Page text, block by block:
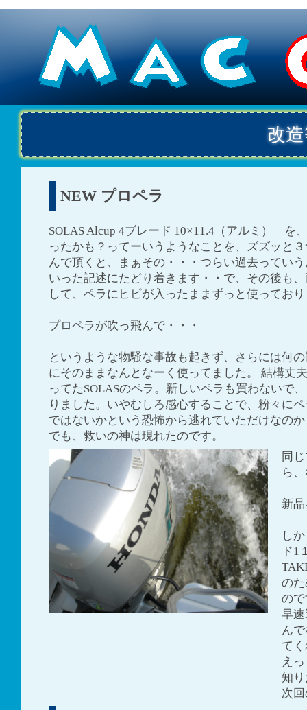
改
NEW プロペラ
SOLAS Alcup 4ブレード 10×11.4（アルミ） を
ったかも？ってーいうようなことを、ズズッと
んで頂くと、まぁその・・・つらい過去ってい
いった記述にたどり着きます・・で、その後も
して、ペラにヒビが入ったままずっと使ってお
プロペラが吹っ飛んで・・・
というような物騒な事故も起きず、さらには何
にそのままなんとなーく使ってました。 結構丈
ってたSOLASのペラ。新しいペラも買わないで
りました。いやむしろ感心することで、粉々に
ではないかという恐怖から逃れていただけなの
でも、救いの神は現れたのです。
同
ら
新
し
ド1
の
の
早
ん
て
え
知
次